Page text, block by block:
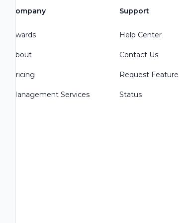
Company
Awards
About
Pricing
Management Services
Support
Help Center
Contact Us
Request Feature
Status